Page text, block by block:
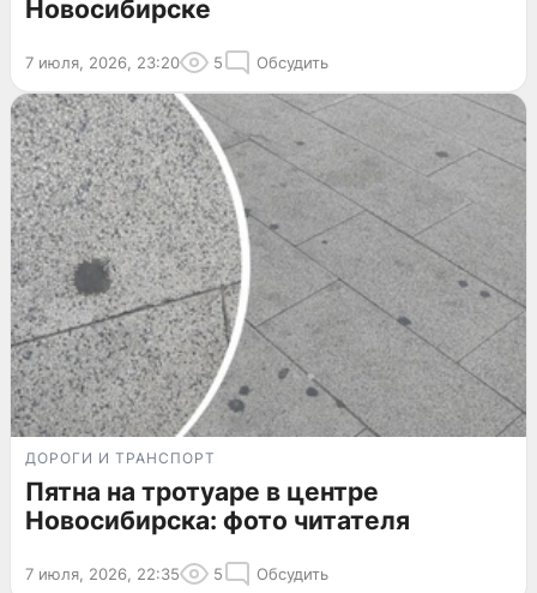
Новосибирске
7 июля, 2026, 23:20 5 Обсудить
ДОРОГИ И ТРАНСПОРТ
Пятна на тротуаре в центре
Новосибирска: фото читателя
7 июля, 2026, 22:35 5 Обсудить